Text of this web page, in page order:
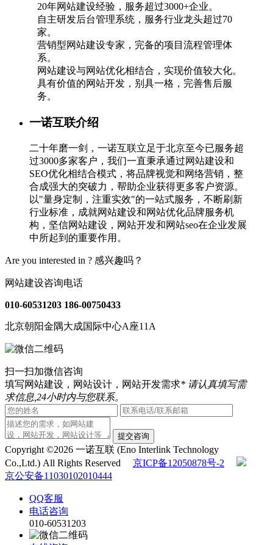
20年网站建设经验，服务超过3000+企业。
自主研发后台管理系统，服务行业龙头超过70
家。
营销型网站建设专家，完备的项目流程管理体
系。
网站建设与网站优化相结合，实现价值较大化。
具有价值的网站开发，别具一格，完善售后服
务。
一诺互联介绍
二十年磨一剑，一诺互联立足于北京至今已服务超
过3000多家客户，我们一直秉承通过网站建设和
SEO优化相结合模式，将品牌视觉和网络营销，整
合成强大的突破力，帮助企业获得更多客户资源。
以"量身定制，注重实效"的一站式服务，不断刷新
行业标准，成就网站建设和网站优化品牌服务机
构，坚信网站建设，网站开发和网站seo在企业发展
中所起到的重要作用。
Are you interested in ? 感兴趣吗？
网站建设咨询电话
010-60531203 186-00750433
北京朝阳金隅大成国际中心A座11A
扫一扫加微信咨询
填写网站建设，网站设计，网站开发需求* 请认真填写需
求信息,24小时内与您联系。
提交咨询
Copyright ©2026 一诺互联 (Eno Interlink Technology
Co.,Ltd.) All Rights Reserved 京ICP备12050878号-2
京公安备11030102010444
QQ客服
电话咨询
010-60531203